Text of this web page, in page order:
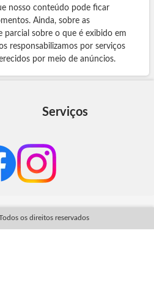
nosso conteúdo pode ficar
Ainda, sobre as
parcial sobre o que é exibido em
responsabilizamos por serviços
por meio de anúncios.
Serviços
os direitos reservados